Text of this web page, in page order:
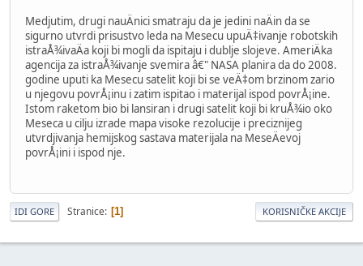
Medjutim, drugi nauÄnici smatraju da je jedini naÄin da se
sigurno utvrdi prisustvo leda na Mesecu upuÄ‡ivanje robotskih
istraÅ¾ivaÄa koji bi mogli da ispitaju i dublje slojeve. AmeriÄka
agencija za istraÅ¾ivanje svemira â€" NASA planira da do 2008.
godine uputi ka Mesecu satelit koji bi se veÄ‡om brzinom zario
u njegovu povrÅ¡inu i zatim ispitao i materijal ispod povrÅ¡ine.
Istom raketom bio bi lansiran i drugi satelit koji bi kruÅ¾io oko
Meseca u cilju izrade mapa visoke rezolucije i preciznijeg
utvrdjivanja hemijskog sastava materijala na MeseÄevoj
povrÅ¡ini i ispod nje.
IDI GORE Stranice 1 KORISNIČKE AKCIJE